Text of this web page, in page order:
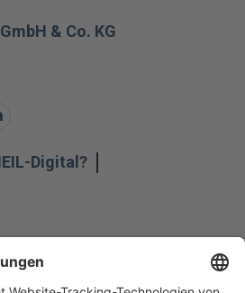
& Co. KG
LinkedIn
Digital?